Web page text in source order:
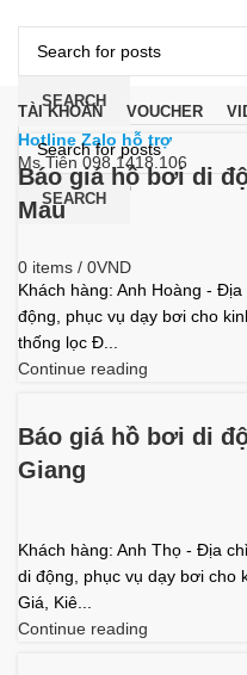
SEARCH
Hotline Zalo hỗ trợ
Ms Tiên 098.1418.106
0items / 0VND
Menu
0 items / 0VND
TÀI KHOẢN VOUCHER
SEARCH
Báo giá hồ bơi di
Mau
Khách hàng: Anh Hoàng -
động, phục vụ dạy bơi cho
thống lọc Đ...
Continue reading
Báo giá hồ bơi di
Giang
Khách hàng: Anh Thọ - Địa
di động, phục vụ dạy bơi cho
Giá, Kiê...
Continue reading